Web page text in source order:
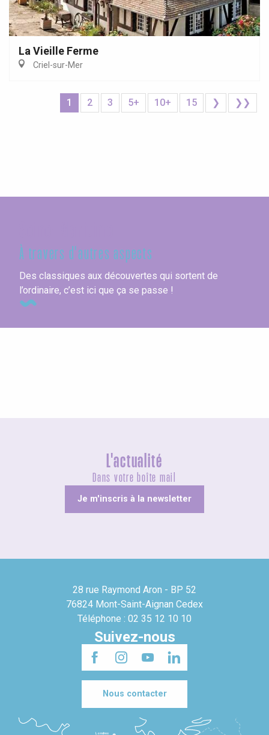
La Vieille Ferme
Criel-sur-Mer
1 2 3 5+ 10+ 15 ❯ ❯❯
À travers d'autres aspects
Des classiques aux découvertes qui sortent de
l’ordinaire, c’est ici que ça se passe !
L'actualité
Dans votre boîte mail
Je m'inscris à la newsletter
28 rue Raymond Aron - BP 52
76824 Mont-Saint-Aignan Cedex
Téléphone : 02 35 12 10 10
Suivez-nous
Nous contacter
Londres